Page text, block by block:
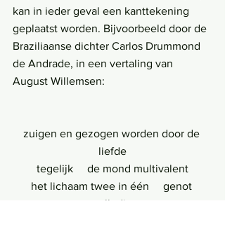
kan in ieder geval een kanttekening
geplaatst worden. Bijvoorbeeld door de
Braziliaanse dichter Carlos Drummond
de Andrade, in een vertaling van
August Willemsen:
zuigen en gezogen worden door de
liefde
tegelijk     de mond multivalent
het lichaam twee in één     genot
volledig